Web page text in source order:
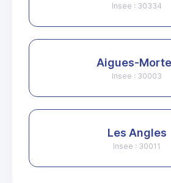
Insee : 30334
Aigues-
Insee : 30003
Les Angles
Insee : 30011